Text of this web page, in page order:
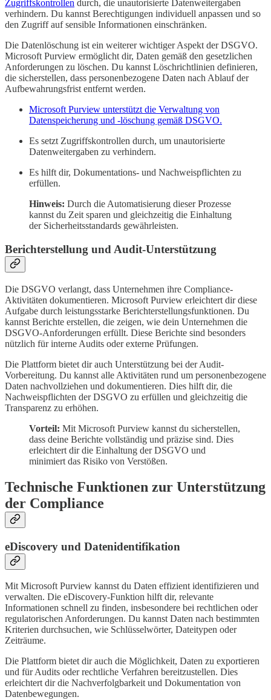
Zugriffskontrollen durch, die unautorisierte Datenweitergaben
verhindern. Du kannst Berechtigungen individuell anpassen und so
den Zugriff auf sensible Informationen einschränken.
Die Datenlöschung ist ein weiterer wichtiger Aspekt der DSGVO.
Microsoft Purview ermöglicht dir, Daten gemäß den gesetzlichen
Anforderungen zu löschen. Du kannst Löschrichtlinien definieren,
die sicherstellen, dass personenbezogene Daten nach Ablauf der
Aufbewahrungsfrist entfernt werden.
Microsoft Purview unterstützt die Verwaltung von
Datenspeicherung und -löschung gemäß DSGVO.
Es setzt Zugriffskontrollen durch, um unautorisierte
Datenweitergaben zu verhindern.
Es hilft dir, Dokumentations- und Nachweispflichten zu
erfüllen.
Hinweis: Durch die Automatisierung dieser Prozesse
kannst du Zeit sparen und gleichzeitig die Einhaltung
der Sicherheitsstandards gewährleisten.
Berichterstellung und Audit-Unterstützung
Die DSGVO verlangt, dass Unternehmen ihre Compliance-
Aktivitäten dokumentieren. Microsoft Purview erleichtert dir diese
Aufgabe durch leistungsstarke Berichterstellungsfunktionen. Du
kannst Berichte erstellen, die zeigen, wie dein Unternehmen die
DSGVO-Anforderungen erfüllt. Diese Berichte sind besonders
nützlich für interne Audits oder externe Prüfungen.
Die Plattform bietet dir auch Unterstützung bei der Audit-
Vorbereitung. Du kannst alle Aktivitäten rund um personenbezogene
Daten nachvollziehen und dokumentieren. Dies hilft dir, die
Nachweispflichten der DSGVO zu erfüllen und gleichzeitig die
Transparenz zu erhöhen.
Vorteil: Mit Microsoft Purview kannst du sicherstellen,
dass deine Berichte vollständig und präzise sind. Dies
erleichtert dir die Einhaltung der DSGVO und
minimiert das Risiko von Verstößen.
Technische Funktionen zur Unterstützung
der Compliance
eDiscovery und Datenidentifikation
Mit Microsoft Purview kannst du Daten effizient identifizieren und
verwalten. Die eDiscovery-Funktion hilft dir, relevante
Informationen schnell zu finden, insbesondere bei rechtlichen oder
regulatorischen Anforderungen. Du kannst Daten nach bestimmten
Kriterien durchsuchen, wie Schlüsselwörter, Dateitypen oder
Zeiträume.
Die Plattform bietet dir auch die Möglichkeit, Daten zu exportieren
und für Audits oder rechtliche Verfahren bereitzustellen. Dies
erleichtert dir die Nachverfolgbarkeit und Dokumentation von
Datenbewegungen.